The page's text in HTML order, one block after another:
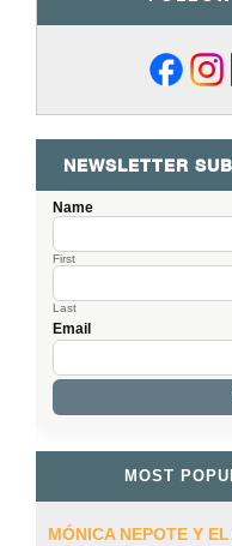
NEWSLETTER
Name
First
Last
Email
MOST
MÓNICA NEPOTE Y